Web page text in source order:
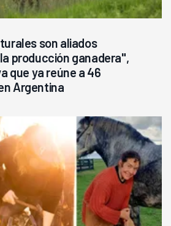
son aliados
producción ganadera",
que ya reúne a 46
Argentina